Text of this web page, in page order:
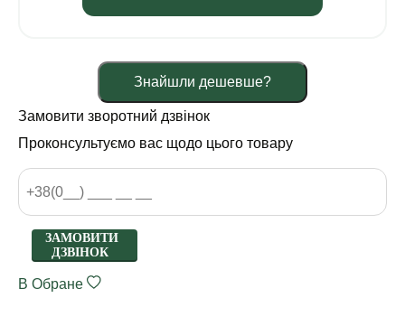
Знайшли дешевше?
Замовити зворотний дзвінок
Проконсультуємо вас щодо цього товару
ЗАМОВИТИ
ДЗВІНОК
В Обране